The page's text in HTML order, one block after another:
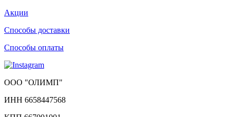
Акции
Способы доставки
Способы оплаты
ООО "ОЛИМП"
ИНН 6658447568